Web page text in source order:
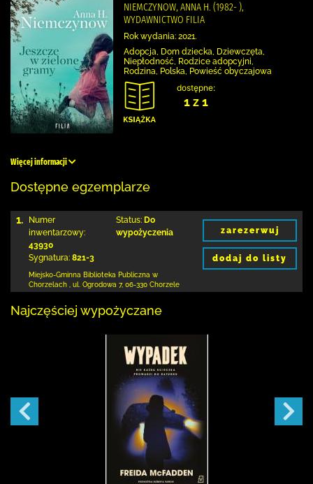
NIEMCZYNOW, ANNA H. (1982- ),
WYDAWNICTWO FILIA
Rok wydania: 2021.
Adopcja, Dom dziecka, Dziewczęta,
Niepłodność, Rodzice adopcyjni,
Rodzina, Polska, Powieść obyczajowa
dostępne:
1 z 1
Więcej informacji
Dostępne egzemplarze
1.
Numer
inwentarzowy:
43930
Sygnatura: 821-3
Status: Do
wypożyczenia
Miejsko-Gminna Biblioteka Publiczna w
Chorzelach
ul. Ogrodowa 7, 06-330 Chorzele
zarezerwuj
dodaj do listy
Najczęściej wypożyczane